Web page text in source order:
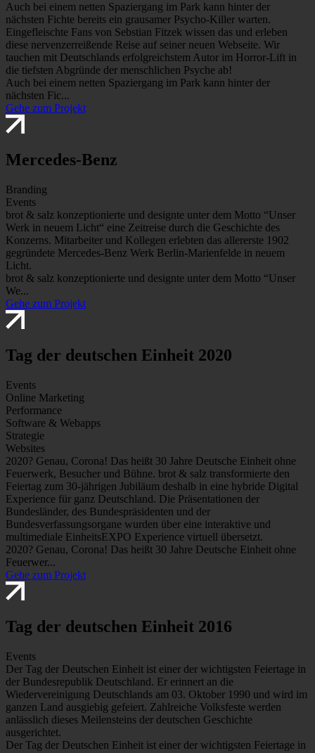
Auch bei einem netten Spaziergang im Park kann hinter der
nächsten Fichte bereits ein grausamer Psycho-Killer warten.
Eingefleischte Fans von Sebstian Fitzek wissen das und erleben
diese nervenzerreißende Reise auf seiner neuen Webseite. Wir
tauchen mit Deutschlands erfolgreichstem Autor im Horror-Lift in
die tiefsten Abgründe der menschlichen Psyche ab!
Auch bei einem netten Spaziergang im Park kann hinter der
nächsten Fic...
Gehe zum Projekt
Mercedes-Benz
Branding
Events
brot & salz konzeptionierte und designte unter dem Motto “Unser
Werk in neuem Licht“ eine Zeitreise durch die Geschichte des
Konzerns. Mitarbeiter und Kollegen erlebten das allererste 1902
gegründete Mercedes-Benz Werk Berlin-Marienfelde in neuem
Licht.
brot & salz konzeptionierte und designte unter dem Motto “Unser
We...
Gehe zum Projekt
Tag der deutschen Einheit 2020
Events
Online Marketing
Performance
Software & Webapps
Strategie
Websites
2020? Genau, Corona! Das heißt 30 Jahre Deutsche Einheit ohne
Feuerwerk, Besucher und Bühne. brot & salz transformierte den
Feiertag zum 30-jährigen Jubiläum deshalb in eine hybride Digital
Experience für ganz Deutschland. Die Präsentationen der
Bundesländer, des Bundespräsidenten und der
Bundesverfassungsorgane wurden über eine interaktive und
multimediale EinheitsEXPO Experience virtuell übersetzt.
2020? Genau, Corona! Das heißt 30 Jahre Deutsche Einheit ohne
Feuerwer...
Gehe zum Projekt
Tag der deutschen Einheit 2016
Events
Der Tag der Deutschen Einheit ist einer der wichtigsten Feiertage in
der Bundesrepublik Deutschland. Er erinnert an die
Wiedervereinigung Deutschlands am 03. Oktober 1990 und wird im
ganzen Land ausgiebig gefeiert. Zahlreiche Volksfeste werden
anlässlich dieses Meilensteins der deutschen Geschichte
ausgerichtet.
Der Tag der Deutschen Einheit ist einer der wichtigsten Feiertage in